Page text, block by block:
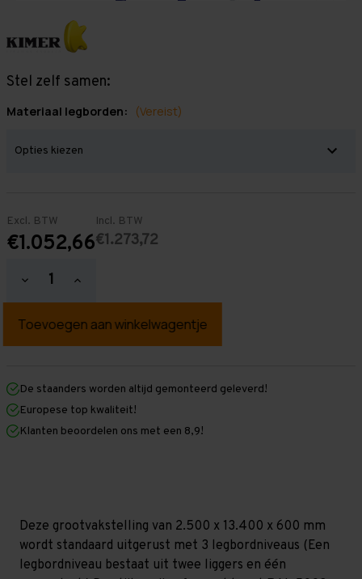
Stel zelf samen:
Materiaal legborden: (Vereist)
Excl. BTW
€1.052,66
Incl. BTW
€1.273,72
Hoeveelheid
verlagen
Grootvakstelling
mm
mm
x
600
mm
Hoeveelheid
verhogen
Grootvakstelling
mm
mm
600
mm
De staanders worden altijd gemonteerd geleverd!
Europese top kwaliteit!
Klanten beoordelen ons met een 8,9!
Deze grootvakstelling van 2.500 x 13.400 x 600 mm
wordt standaard uitgerust met 3 legbordniveaus (Een
legbordniveau bestaat uit twee liggers en één